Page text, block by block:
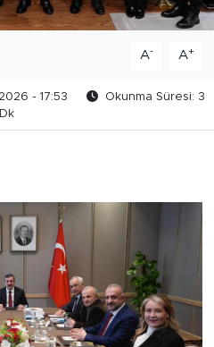
A- A+
- 17:53
Okunma Süresi: 3
Dk